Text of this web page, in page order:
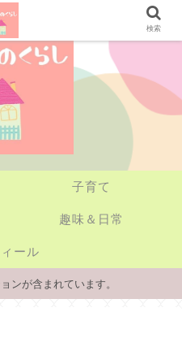
子育て
趣味＆日常
ール
ンが含まれています。
検索